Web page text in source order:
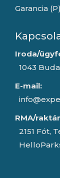
Garancia
Iroda/
1043
E-mail:
RMA/
2151 Fót,